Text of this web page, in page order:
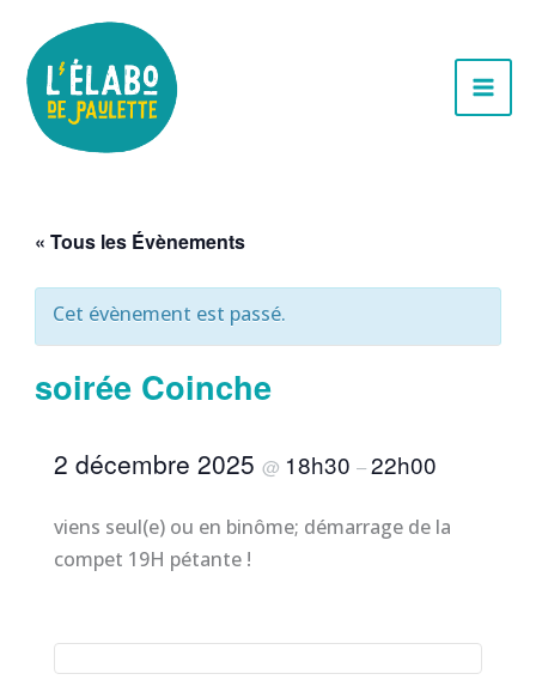
contenu
« Tous les Évènements
Cet évènement est passé.
soirée Coinche
2 décembre 2025 @ 18h30 –22h00
viens seul(e) ou en binôme; démarrage de la
compet 19H pétante !